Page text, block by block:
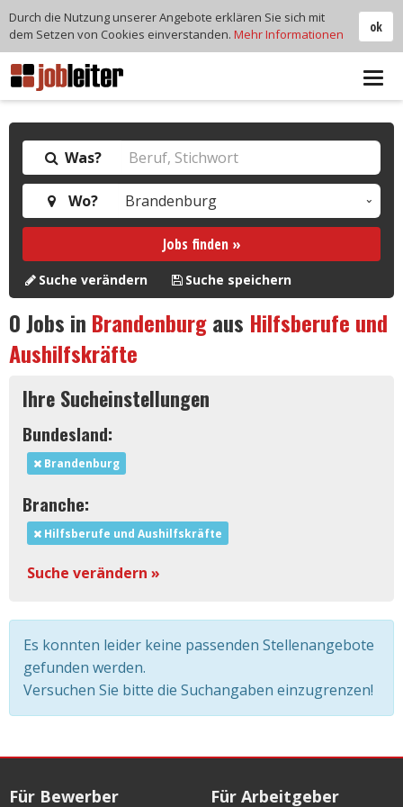
Was?
Wo?
Jobs finden »
Suche verändern Suche speichern
0Jobs in Brandenburgaus Hilfsberufe und
Aushilfskräfte
Ihre Sucheinstellungen
Bundesland:
Brandenburg
Branche:
Hilfsberufe und Aushilfskräfte
Suche verändern »
Es konnten leider keine passenden Stellenangebote
gefunden werden.
Versuchen Sie bitte die Suchangaben einzugrenzen!
Für Bewerber Für Arbeitgeber
ok
Durch die Nutzung unserer Angebote erklären Sie sich mit
dem Setzen von Cookies einverstanden. Mehr Informationen